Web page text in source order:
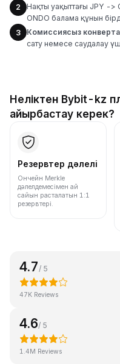
2
Нақты уақыттағы JPY ->
ONDO балама құнын
3
Комиссиясыз
сату немесе саудалау
Неліктен Bybit-kz
айырбастау керек?
Резервтер дәлелі
Ончейн Merkle
дәлелдемесімен ай
сайын расталатын 1:1
резервтері.
4.7 / 5
47K Reviews
4.6/ 5
1.4M Reviews